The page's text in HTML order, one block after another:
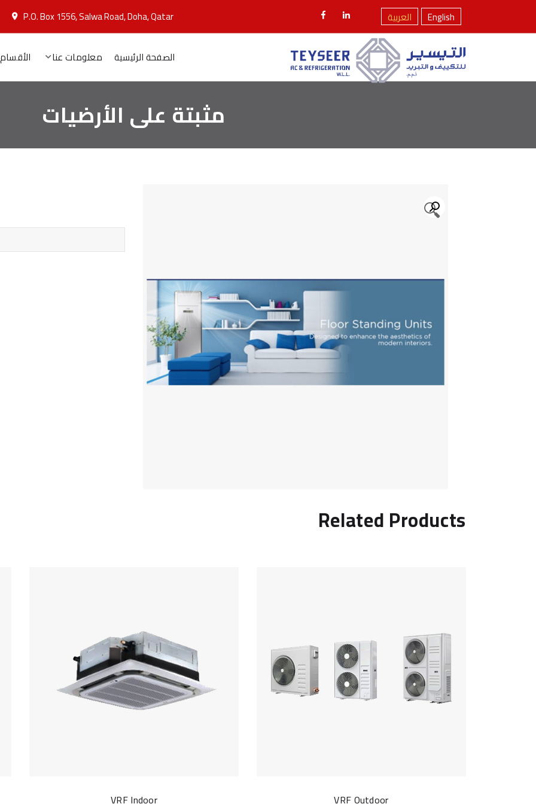
P.O. Box 1556, Salwa Road, Doha, Qatar العربية English
الأقسام معلومات عنا الصفحة الرئيسية
مثبتة على الأرضيات
🔍
Related Products
VRF Outdoor
VRF Indoor